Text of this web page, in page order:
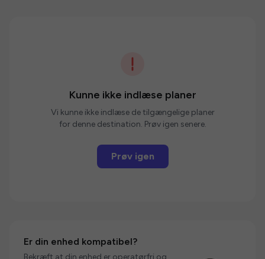
Kunne ikke indlæse planer
Vi kunne ikke indlæse de tilgængelige planer
for denne destination. Prøv igen senere.
Prøv igen
Er din enhed kompatibel?
Bekræft at din enhed er operatørfri og